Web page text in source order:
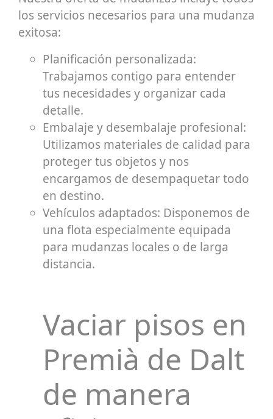
los servicios necesarios para una mudanza
exitosa:
Planificación personalizada:
Trabajamos contigo para entender
tus necesidades y organizar cada
detalle.
Embalaje y desembalaje profesional:
Utilizamos materiales de calidad para
proteger tus objetos y nos
encargamos de desempaquetar todo
en destino.
Vehículos adaptados: Disponemos de
una flota especialmente equipada
para mudanzas locales o de larga
distancia.
Vaciar pisos en
Premià de Dalt
de manera